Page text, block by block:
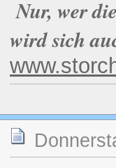
Nur, wer
wird sich